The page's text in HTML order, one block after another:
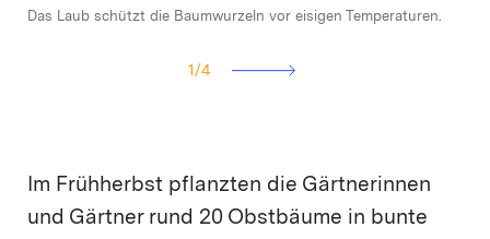
Das Laub schützt die Baumwurzeln vor eisigen Temperaturen.
Hoffentlich fühlt sich die Berner Rose wohl im urbanen Zürich.
Obstbaum im herbstlichen Gewand.
In einigen Jahren trägt der Quittenbaum herrliche Früchte.
1 /4
Im Frühherbst pflanzten die Gärtnerinnen
und Gärtner rund 20 Obstbäume in bunte